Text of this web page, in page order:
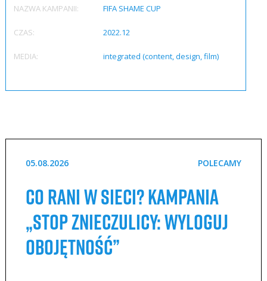
NAZWA KAMPANII: FIFA SHAME CUP
CZAS: 2022.12
MEDIA: integrated (content, design, film)
05.08.2026 POLECAMY
Co rani w sieci? Kampania
„STOP Znieczulicy: Wyloguj
Obojętność”